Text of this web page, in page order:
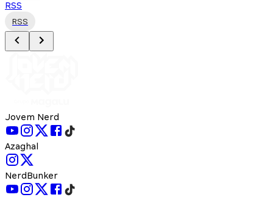
RSS
RSS
Jovem Nerd
Azaghal
NerdBunker